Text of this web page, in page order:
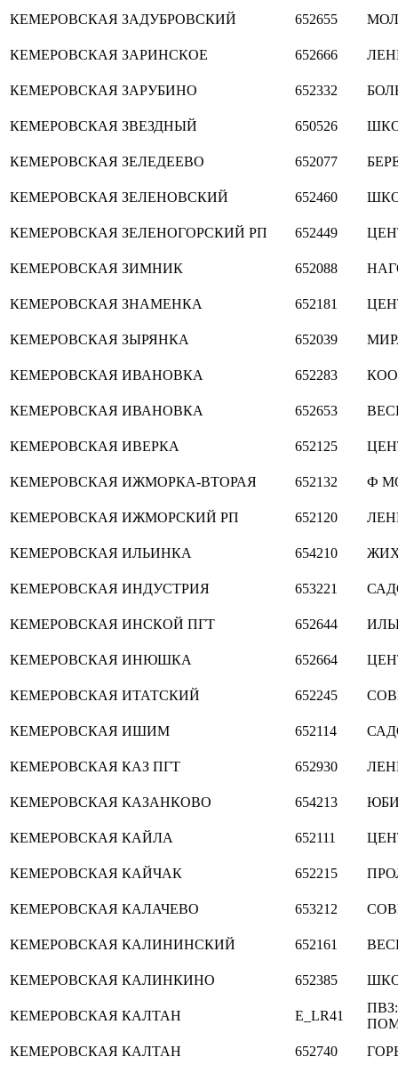
КЕМЕРОВСКАЯ ЗАДУБРОВСКИЙ 652655
КЕМЕРОВСКАЯ ЗАРИНСКОЕ 652666
КЕМЕРОВСКАЯ ЗАРУБИНО 652332
КЕМЕРОВСКАЯ ЗВЕЗДНЫЙ 650526
КЕМЕРОВСКАЯ ЗЕЛЕДЕЕВО 652077
КЕМЕРОВСКАЯ ЗЕЛЕНОВСКИЙ 652460
КЕМЕРОВСКАЯ ЗЕЛЕНОГОРСКИЙ РП 652449
КЕМЕРОВСКАЯ ЗИМНИК 652088
КЕМЕРОВСКАЯ ЗНАМЕНКА 652181
КЕМЕРОВСКАЯ ЗЫРЯНКА 652039
КЕМЕРОВСКАЯ ИВАНОВКА 652283
КЕМЕРОВСКАЯ ИВАНОВКА 652653
КЕМЕРОВСКАЯ ИВЕРКА 652125
КЕМЕРОВСКАЯ ИЖМОРКА-ВТОРАЯ 652132 Ф
КЕМЕРОВСКАЯ ИЖМОРСКИЙ РП 652120
КЕМЕРОВСКАЯ ИЛЬИНКА 654210
КЕМЕРОВСКАЯ ИНДУСТРИЯ 653221
КЕМЕРОВСКАЯ ИНСКОЙ ПГТ 652644
КЕМЕРОВСКАЯ ИНЮШКА 652664
КЕМЕРОВСКАЯ ИТАТСКИЙ 652245
КЕМЕРОВСКАЯ ИШИМ 652114
КЕМЕРОВСКАЯ КАЗ ПГТ 652930
КЕМЕРОВСКАЯ КАЗАНКОВО 654213
КЕМЕРОВСКАЯ КАЙЛА 652111
КЕМЕРОВСКАЯ КАЙЧАК 652215
КЕМЕРОВСКАЯ КАЛАЧЕВО 653212
КЕМЕРОВСКАЯ КАЛИНИНСКИЙ 652161
КЕМЕРОВСКАЯ КАЛИНКИНО 652385
КЕМЕРОВСКАЯ КАЛТАН E_LR41
КЕМЕРОВСКАЯ КАЛТАН 652740